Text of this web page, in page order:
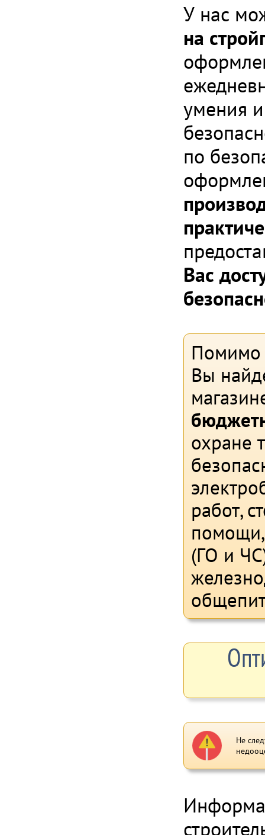
У нас
на
умения
по
Вас
Помимо
Вы
охране
работ,
(ГО и
Не